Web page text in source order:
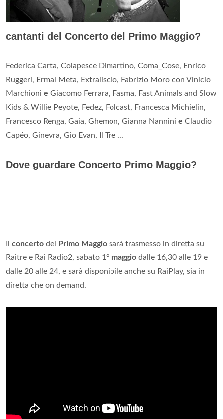
cantanti del Concerto del Primo Maggio?
Federica Carta, Colapesce Dimartino, Coma_Cose, Enrico
Ruggeri, Ermal Meta, Extraliscio, Fabrizio Moro con Vinicio
Marchioni e Giacomo Ferrara, Fasma, Fast Animals and Slow
Kids & Willie Peyote, Fedez, Folcast, Francesca Michielin,
Francesco Renga, Gaia, Ghemon, Gianna Nannini e Claudio
Capéo, Ginevra, Gio Evan, Il Tre ...
Dove guardare Concerto Primo Maggio?
concerto del Primo Maggio sarà trasmesso in diretta su
Raitre e Rai Radio2, sabato 1° maggio dalle 16,30 alle 19 e
dalle 20 alle 24, e sarà disponibile anche su RaiPlay, sia in
diretta che on demand.